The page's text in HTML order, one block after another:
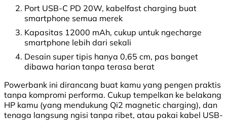
Port USB-C PD 20W, kabelfast charging buat
smartphone semua merek
Kapasitas 12000 mAh, cukup untuk ngecharge
smartphone lebih dari sekali
Desain super tipis hanya 0,65 cm, pas banget
dibawa harian tanpa terasa berat
Powerbank ini dirancang buat kamu yang pengen praktis
tanpa kompromi performa. Cukup tempelkan ke belakang
HP kamu (yang mendukung Qi2 magnetic charging), dan
tenaga langsung ngisi tanpa ribet, atau pakai kabel USB-